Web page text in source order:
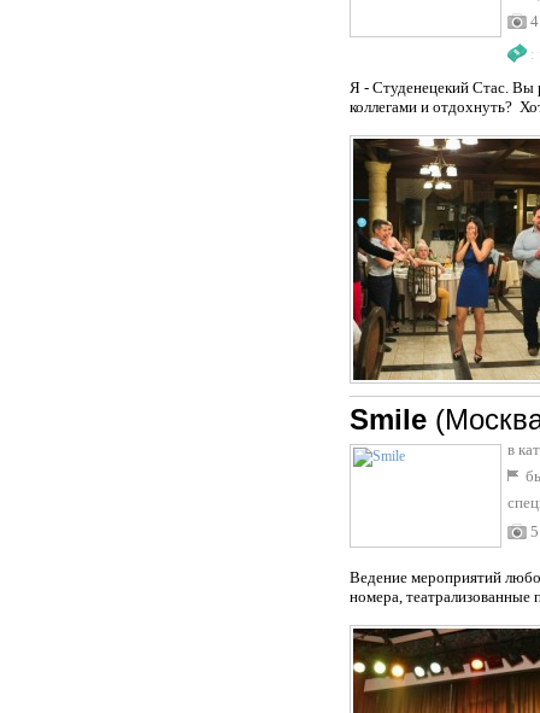
4
:
Я - Студенецекий Стас. Вы
коллегами и отдохнуть?
Smile
в
5
Ведение мероприятий
номера,